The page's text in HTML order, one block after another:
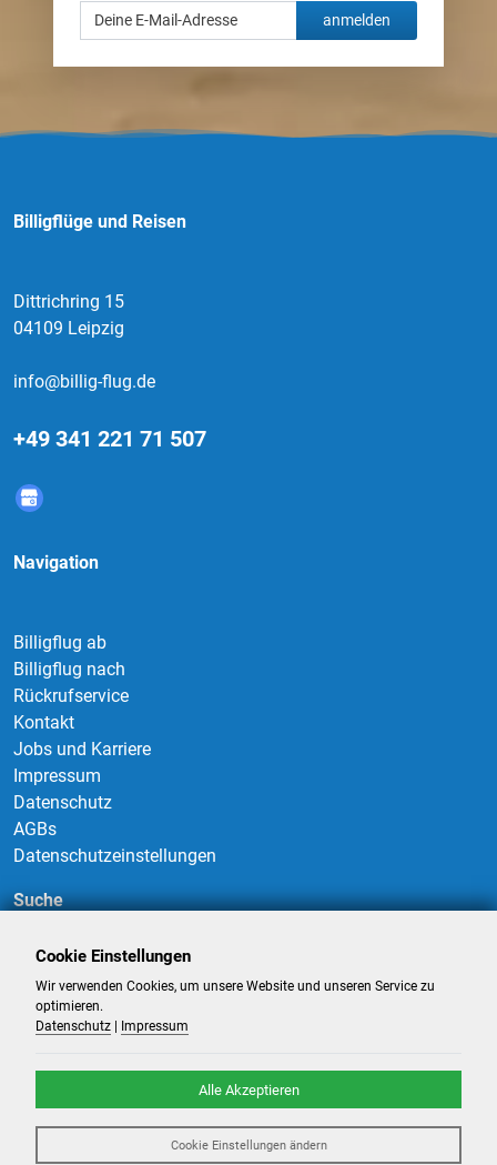
anmelden
Billigflüge und Reisen
Dittrichring 15
04109 Leipzig
info@billig-flug.de
+49 341 221 71 507
Navigation
Billigflug ab
Billigflug nach
Rückrufservice
Kontakt
Jobs und Karriere
Impressum
Datenschutz
AGBs
Datenschutzeinstellungen
Suche
Suchen
Billigflüge und Reisen- Alle Rechte reserviert. -
Cookie Einstellungen
Wir verwenden Cookies, um unsere Website und unseren Service zu
optimieren.
Datenschutz
Impressum
Alle Akzeptieren
Cookie Einstellungen ändern